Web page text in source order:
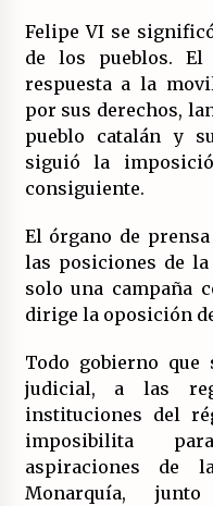
14/
Felipe VI se
de los pueblos. El
respuesta a la
por sus derechos,
pueblo catalán y
siguió la
consiguiente.
El órgano de
las posiciones de la
solo una campaña
dirige la oposición
Todo gobierno que
judicial, a las
instituciones del
imposibilita
aspiraciones de
Monarquía,